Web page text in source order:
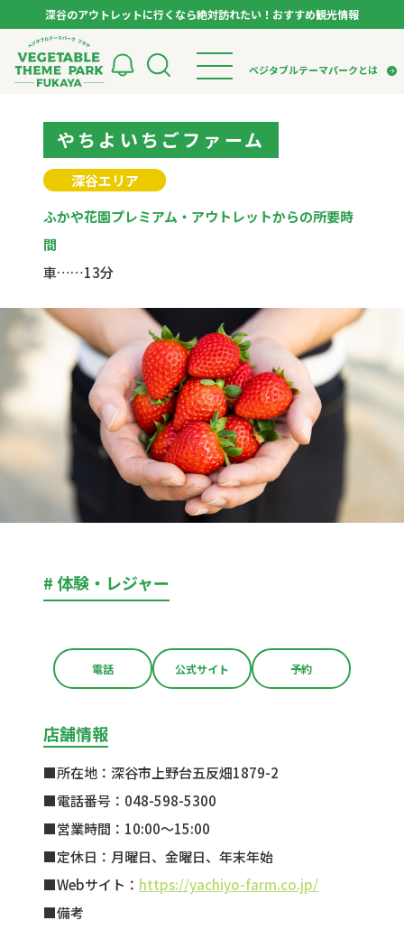
深谷のアウトレットに行くなら絶対訪れたい！おすすめ観光情報
ベジタブルテーマパークとは
トップページ
モデルコース
スポット
体験
特集記事
ベジタブルテーマパークとは
VTPキャストミーティング
アンバサダー
お役立ち情報
やちよいちごファーム
深谷エリア
ふかや花園プレミアム・アウトレットからの所要時
間
車……13分
# 体験・レジャー
電話 公式サイト 予約
店舗情報
■所在地：深谷市上野台五反畑1879-2
■電話番号：048-598-5300
■営業時間：10:00～15:00
■定休日：月曜日、金曜日、年末年始
■Webサイト： https://yachiyo-farm.co.jp/
■備考